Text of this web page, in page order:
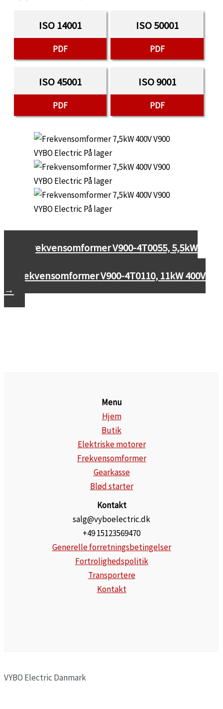
ISO 14001
PDF
ISO 50001
PDF
ISO 45001
PDF
ISO 9001
PDF
Frekvensomformer V900-4T0055, 5,5kW
Frekvensomformer V900-4T0110, 11kW 400V
→
Menu
Hjem
Butik
Elektriske motorer
Frekvensomformer
Gearkasse
Blød starter
Kontakt
salg@vyboelectric.dk
+49 15123569470
Generelle forretningsbetingelser
Fortrolighedspolitik
Transportere
Kontakt
VYBO Electric Danmark